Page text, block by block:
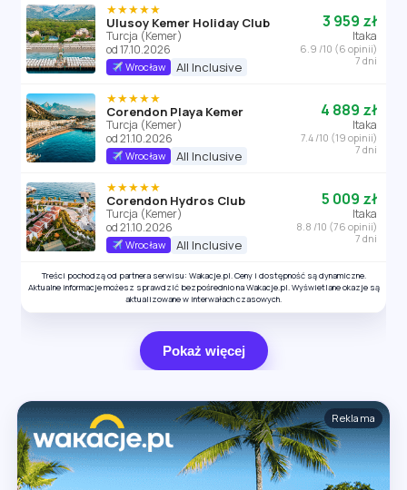
★★★★★
Ulusoy Kemer Holiday Club
Turcja (Kemer)
od 17.10.2026
Wrocław All Inclusive
3 959 zł
Itaka
6.9 /10 (6 opinii)
7 dni
★★★★★
Corendon Playa Kemer
Turcja (Kemer)
od 21.10.2026
Wrocław All Inclusive
4 889 zł
Itaka
7.4 /10 (19 opinii)
7 dni
★★★★★
Corendon Hydros Club
Turcja (Kemer)
od 21.10.2026
Wrocław All Inclusive
5 009 zł
Itaka
8.8 /10 (76 opinii)
7 dni
Treści pochodzą od partnera serwisu: Wakacje.pl. Ceny i dostępność są dynamiczne.
Aktualne informacje możesz sprawdzić bezpośrednio na Wakacje.pl. Wyświetlane okazje są
aktualizowane w interwałach czasowych.
Pokaż więcej
Reklama